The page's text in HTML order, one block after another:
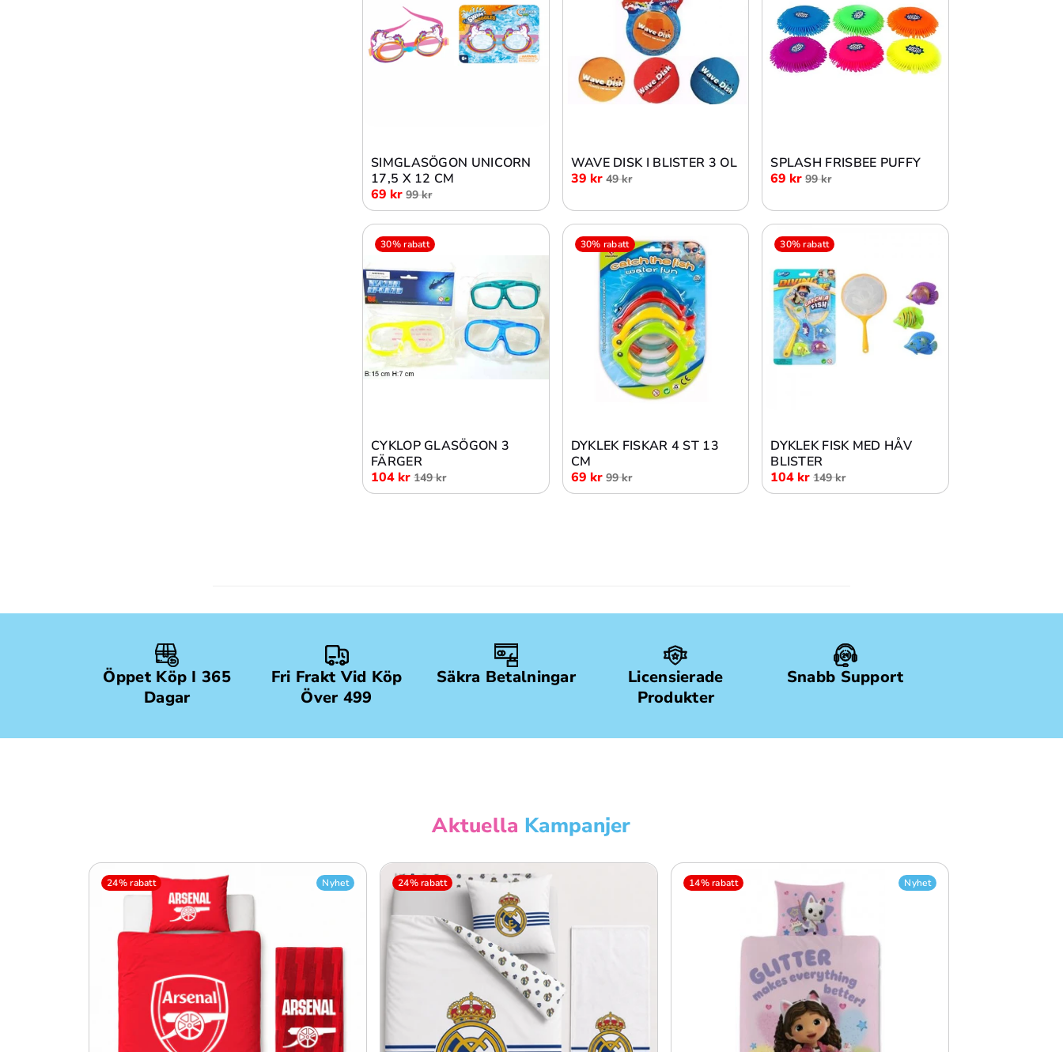
SIMGLASÖGON UNICORN
17,5 X 12 CM
69 kr 99 kr
WAVE DISK I BLISTER 3 OL
39 kr 49 kr
SPLASH FRISBEE PUFFY
69 kr 99 kr
30% rabatt
CYKLOP GLASÖGON 3
FÄRGER
104 kr 149 kr
30% rabatt
DYKLEK FISKAR 4 ST 13
CM
69 kr 99 kr
30% rabatt
DYKLEK FISK MED HÅV
BLISTER
104 kr 149 kr
Öppet Köp I 365
Dagar
Fri Frakt Vid Köp
Över 499
Säkra Betalningar
Licensierade
Produkter
Snabb Support
Aktuella Kampanjer
24% rabatt Nyhet 24% rabatt 14% rabatt Nyhet